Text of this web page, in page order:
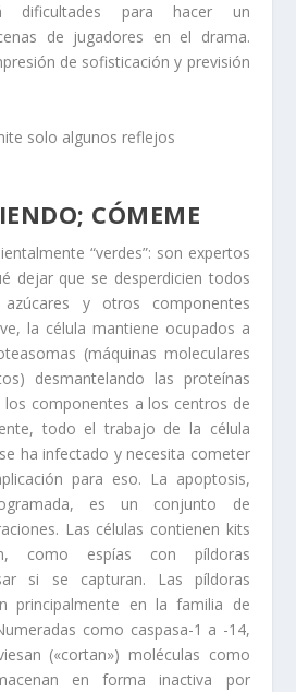
dificultades para hacer un
de jugadores en el drama.
de sofisticación y previsión
solo algunos reflejos
CÓMEME
“verdes”: son expertos
dejar que se desperdicien todos
azúcares y otros componentes
la célula mantiene ocupados a
(máquinas moleculares
desmantelando las proteínas
los componentes a los centros de
todo el trabajo de la célula
ha infectado y necesita cometer
para eso. La apoptosis,
es un conjunto de
Las células contienen kits
como espías con píldoras
si se capturan. Las píldoras
principalmente en la familia de
como caspasa-1 a -14,
(«cortan») moléculas como
en forma inactiva por